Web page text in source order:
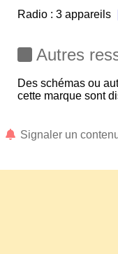
Radio : 3 appareils
Autres
Des schémas ou
cette marque sont
Signaler un